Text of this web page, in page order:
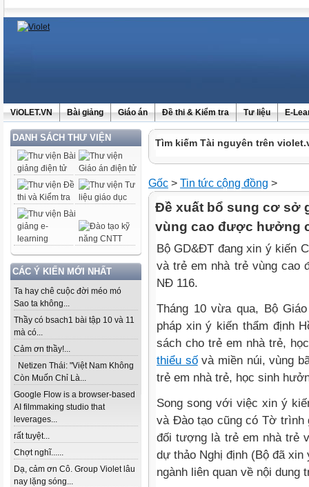
ViOLET.VN Bài giảng Giáo án Đề thi & Kiểm tra Tư liệu E-
DANH SÁCH THƯ VIỆN
CÁC Ý KIẾN MỚI NHẤT
Ta hay chê cuộc đời méo mó
Sao ta không...
Thầy có bsach1 bài tập 10 và 11
mà có...
Cảm ơn thầy!...
Netizen Thái: "Việt Nam Không
Còn Muốn Chỉ Là...
Google Flow is a browser-based
AI filmmaking studio that
leverages...
rất tuyệt...
Chợt nghĩ......
Dạ, cảm ơn Cô. Group Violet lâu
nay lặng sóng...
Tìm kiếm Tài nguyên trên
Gốc > Tin tức cộng đồng >
Đề xuất bổ sung cơ sở
vùng cao được hưởng
Bộ GD&ĐT đang xin ý kiến
và trẻ em nhà trẻ vùng cao
NĐ 116.
Tháng 10 vừa qua, Bộ
pháp xin ý kiến thẩm định
sách cho trẻ em nhà trẻ,
thiểu sốvà miền núi, vùng
trẻ em nhà trẻ, học sinh
Song song với việc xin ý
và Đào tạo cũng có Tờ trình
đối tượng là trẻ em nhà trẻ
dự thảo Nghị định (Bộ đã
ngành liên quan về nội dung